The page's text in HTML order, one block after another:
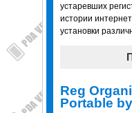
устаревших
истории
установки
Reg
Portable